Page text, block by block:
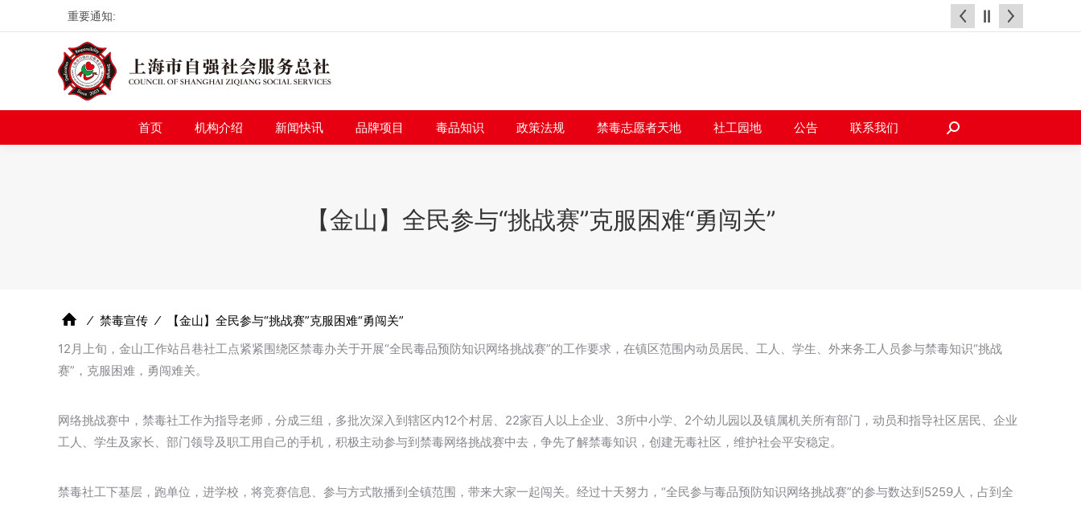
重要通知:
首页 机构介绍 新闻快讯 品牌项目 毒品知识 政策法规 禁毒志愿者天地 社工园地 公告 联系我们
搜
【金山】全民参与“挑战赛”克服困难“勇闯关”
⁄ 禁毒宣传 ⁄
【金山】全民参与“挑战赛”克服困难“勇闯关”
12月上旬，金山工作站吕巷社工点紧紧围绕区禁毒办关于开展“全民毒品预防知识网络挑战赛”的工作要求，在镇区范围内动员居民、工人、学生、外来务工人员参与禁毒知识“挑战
赛”，克服困难，勇闯难关。
网络挑战赛中，禁毒社工作为指导老师，分成三组，多批次深入到辖区内12个村居、22家百人以上企业、3所中小学、2个幼儿园以及镇属机关所有部门，动员和指导社区居民、企业
工人、学生及家长、部门领导及职工用自己的手机，积极主动参与到禁毒网络挑战赛中去，争先了解禁毒知识，创建无毒社区，维护社会平安稳定。
禁毒社工下基层，跑单位，进学校，将竞赛信息、参与方式散播到全镇范围，带来大家一起闯关。经过十天努力，“全民参与毒品预防知识网络挑战赛”的参与数达到5259人，占到全
首页 机构介绍 新闻快讯 品牌项目 毒品知识 政策法规 禁毒志愿者天地 社工园地 公告 联系我们
搜